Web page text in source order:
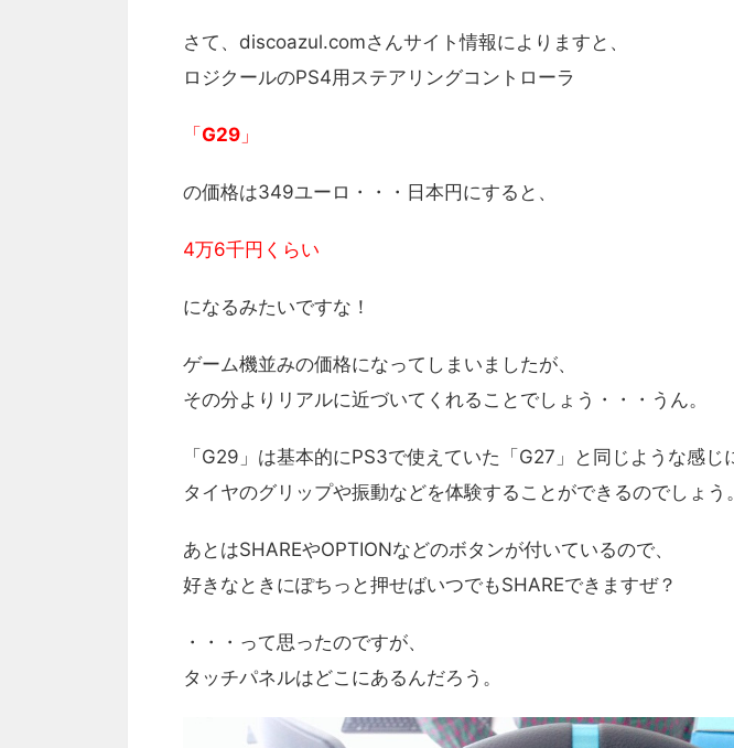
さて、discoazul.comさんサイト情報によりますと、
ロジクールのPS4用ステアリングコントローラ
「 G29 」
の価格は349ユーロ・・・日本円にすると、
4万6千円くらい
になるみたいですな！
ゲーム機並みの価格になってしまいましたが、
その分よりリアルに近づいてくれることでしょう・・・うん。
「G29」は基本的にPS3で使えていた「G27」と同じような感じ
タイヤのグリップや振動などを体験することができるのでしょう。
あとはSHAREやOPTIONなどのボタンが付いているので、
好きなときにぽちっと押せばいつでもSHAREできますぜ？
・・・って思ったのですが、
タッチパネルはどこにあるんだろう。